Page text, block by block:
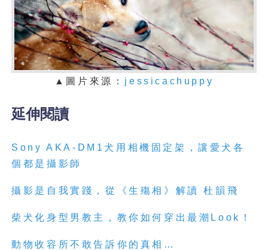
▲ 圖片來源： jessicachuppy
延伸閱讀
Sony AKA-DM1犬用相機固定架，讓愛犬各
個都是攝影師
攝影是自我實踐，從《生殤相》解讀 杜韻飛
柴犬化身型男教主，教你如何穿出最潮Look！
動物收容所不敢告訴你的真相…